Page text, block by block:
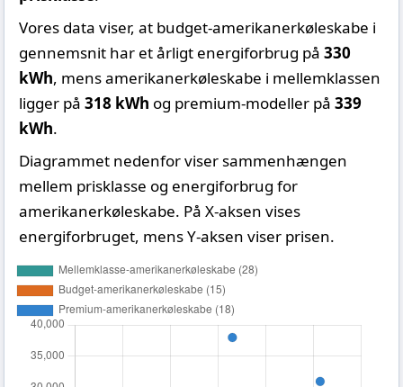
Vores data viser, at budget-amerikanerkøleskabe i
gennemsnit har et årligt energiforbrug på 330
kWh, mens amerikanerkøleskabe i mellemklassen
ligger på 318 kWh og premium-modeller på 339
kWh.
Diagrammet nedenfor viser sammenhængen
mellem prisklasse og energiforbrug for
amerikanerkøleskabe. På X-aksen vises
energiforbruget, mens Y-aksen viser prisen.